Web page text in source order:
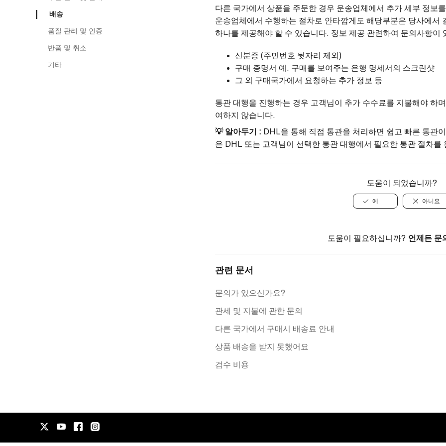
배송
품질 관리 및 인증
반품 및 취소
기타
다른 국가에서 상품을 주문한 경우 운송업체에서 추가 세부 정보
운송업체에서 수행하는 절차로 안타깝게도 해당부분은 당사에서
하나를 제공해야 할 수 있습니다. 정보 제공 관련하여 문의사항이
신분증 (주민번호 뒷자리 제외)
구매 증명서 예. 구매를 보여주는 은행 명세서의 스크린샷
그 외 구매국가에서 요청하는 추가 정보 등
통관 대행을 진행하는 경우 고객님이 추가 수수료를 지불해야 하
여하지 않습니다.
💡 알아두기 : DHL을 통해 직접 통관을 처리하면 쉽고 빠른 통관
은 DHL 또는 고객님이 선택한 통관 대행에서 필요한 통관 절차를
도움이 되었습니까?
예 아니요
도움이 필요하십니까? 언제든 문
관련 문서
문의가 있으신가요?
관세 및 지불에 관한 문의
다른 국가에서 구매시 배송료 안내
상품 배송을 받지 못했어요
검수 비용